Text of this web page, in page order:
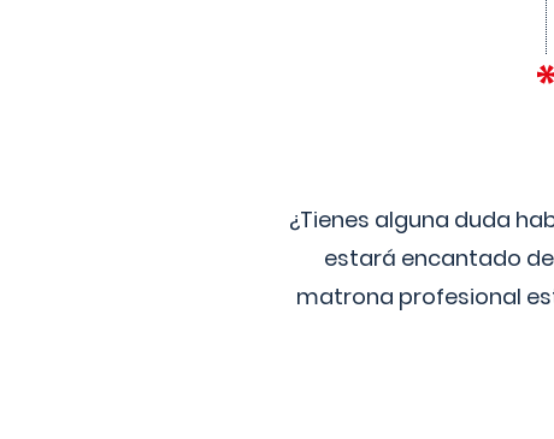
¿Tienes alguna duda
estará encantado
matrona profesional